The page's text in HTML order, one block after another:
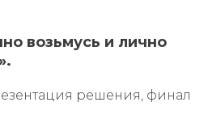
возьмусь и лично
решения, финал